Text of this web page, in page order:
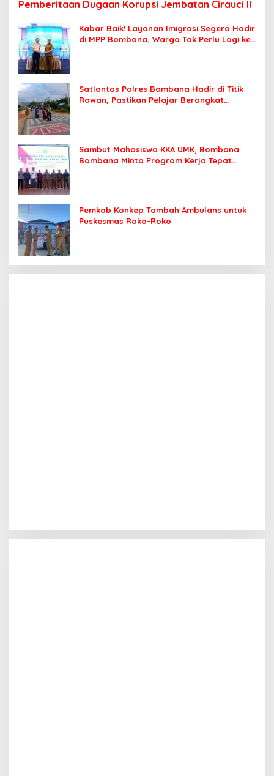
Pemberitaan Dugaan Korupsi Jembatan Cirauci II
Kabar Baik! Layanan Imigrasi Segera Hadir
di MPP Bombana, Warga Tak Perlu Lagi ke
Satlantas Polres Bombana Hadir di Titik
Rawan, Pastikan Pelajar Berangkat
Sambut Mahasiswa KKA UMK, Bombana
Bombana Minta Program Kerja Tepat
Pemkab Konkep Tambah Ambulans untuk
Puskesmas Roko-Roko